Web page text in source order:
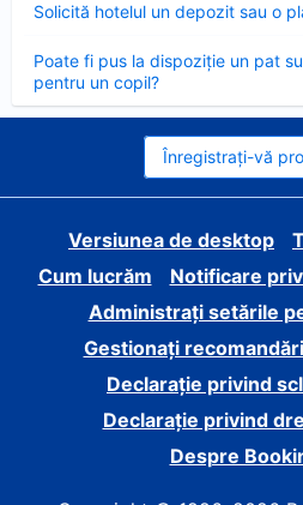
Solicită hotelul un depozit sau o
închis
Poate fi pus la dispoziție un pat
pentru un copil?
închis
Înregistrați-vă
Versiunea de desktop
Cum lucrăm
Notificare
Administrați setările
Gestionați
Declarație privind
Declarație privind
Despre